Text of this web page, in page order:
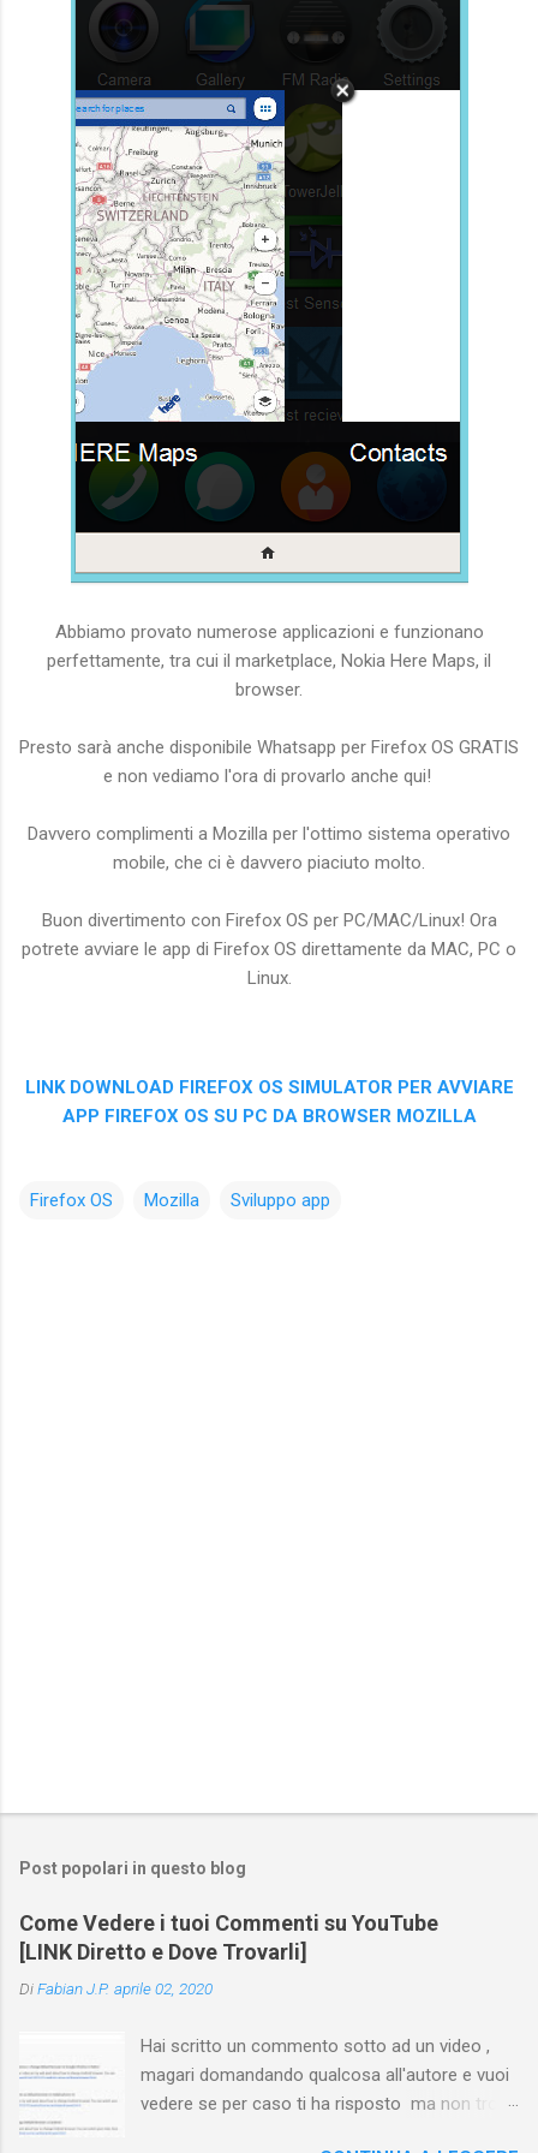
Abbiamo provato numerose applicazioni e funzionano
perfettamente, tra cui il marketplace, Nokia Here Maps, il
browser.
Presto sarà anche disponibile Whatsapp per Firefox OS GRATIS
e non vediamo l'ora di provarlo anche qui!
Davvero complimenti a Mozilla per l'ottimo sistema operativo
mobile, che ci è davvero piaciuto molto.
Buon divertimento con Firefox OS per PC/MAC/Linux! Ora
potrete avviare le app di Firefox OS direttamente da MAC, PC o
Linux.
LINK DOWNLOAD FIREFOX OS SIMULATOR PER AVVIARE
APP FIREFOX OS SU PC DA BROWSER MOZILLA
Firefox OS Mozilla Sviluppo app
Post popolari in questo blog
Come Vedere i tuoi Commenti su YouTube
[LINK Diretto e Dove Trovarli]
DiFabian J.P. aprile 02, 2020
Hai scritto un commento sotto ad un video ,
magari domandando qualcosa all'autore e vuoi
vedere se per caso ti ha risposto ma non trovi